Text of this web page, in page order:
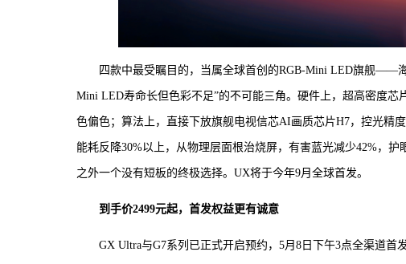
四款中最受瞩目的，当属全球首创的RGB-Mini LED旗舰——
Mini LED寿命长但色彩不足”的不可能三角。硬件上，超高密度
色偏色；算法上，直接下放旗舰电视信芯AI画质芯片H7，控光精
能耗反降30%以上，从物理层面根治烧屏，有害蓝光减少42%，
之外一个没有短板的终极选择。UX将于今年9月全球首发。
到手价2499元起，首发权益更有诚意
GX Ultra与G7系列已正式开启预约，5月8日下午3点全渠道